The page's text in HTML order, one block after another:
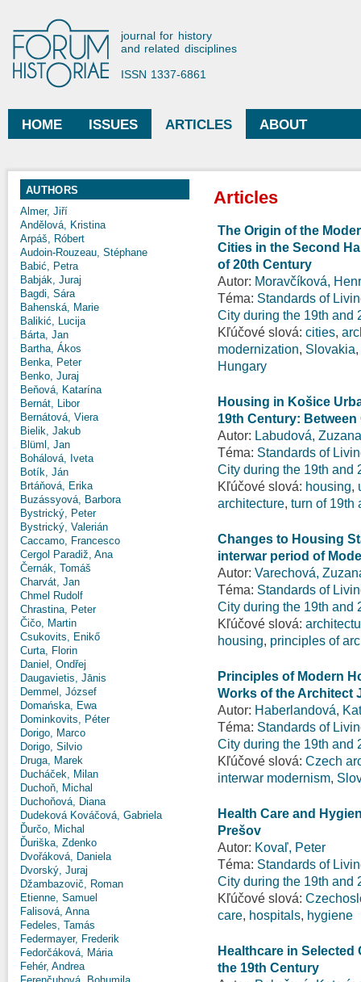
Forum Historiae
journal for history
and related disciplines
ISSN 1337-6861
Main menu
HOME ISSUES ARTICLES ABOUT
AUTHORS
Almer, Jiří
Andělová, Kristina
Arpáš, Róbert
Audoin-Rouzeau, Stéphane
Babić, Petra
Babják, Juraj
Bagdi, Sára
Bahenská, Marie
Balikić, Lucija
Bárta, Jan
Bartha, Ákos
Benka, Peter
Benko, Juraj
Beňová, Katarína
Bernát, Libor
Bernátová, Viera
Bielik, Jakub
Blüml, Jan
Bohálová, Iveta
Botík, Ján
Brtáňová, Erika
Buzássyová, Barbora
Bystrický, Peter
Bystrický, Valerián
Caccamo, Francesco
Cergol Paradiž, Ana
Černák, Tomáš
Charvát, Jan
Chmel Rudolf
Chrastina, Peter
Čičo, Martin
Csukovits, Enikő
Curta, Florin
Daniel, Ondřej
Daugavietis, Jānis
Demmel, József
Domańska, Ewa
Dominkovits, Péter
Dorigo, Marco
Dorigo, Silvio
Druga, Marek
Ducháček, Milan
Duchoň, Michal
Duchoňová, Diana
Dudeková Kováčová, Gabriela
Ďurčo, Michal
Ďuriška, Zdenko
Dvořáková, Daniela
Dvorský, Juraj
Džambazovič, Roman
Etienne, Samuel
Falisová, Anna
Fedeles, Tamás
Federmayer, Frederik
Fedorčáková, Mária
Fehér, Andrea
Articles
The Origin of the
Cities in the Second
of 20th Century
Autor: Moravčíková,
Téma: Standards of
City during the 19th and
Kľúčové slová: cities,
modernization, Slovakia,
Hungary
Housing in Košice
19th Century:
Autor: Labudová, Zuzana
Téma: Standards of
City during the 19th and
Kľúčové slová: housing,
architecture, turn of 19th
Changes to Housing
interwar period of
Autor: Varechová,
Téma: Standards of
City during the 19th and
Kľúčové slová:
housing, principles of
Principles of Modern
Works of the Architect
Autor: Haberlandová,
Téma: Standards of
City during the 19th and
Kľúčové slová: Czech
interwar modernism,
Health Care and
Prešov
Autor: Kovaľ, Peter
Téma: Standards of
City during the 19th and
Kľúčové slová:
care, hospitals, hygiene
Healthcare in
the 19th Century